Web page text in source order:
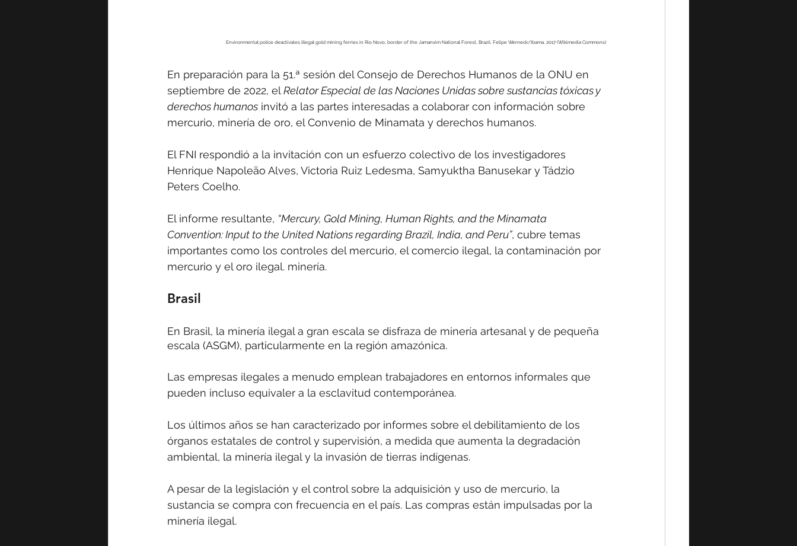
Environmental police deactivates illegal gold mining ferries in Rio Novo, border of the Jamanxim National Forest, Brazil. Felipe Werneck/Ibama, 2017 (Wikimedia Commons)
En preparación para la 51.ª sesión del Consejo de Derechos Humanos de la ONU en
septiembre de 2022, el Relator Especial de las Naciones Unidas sobre sustancias tóxicas y
derechos humanos invitó a las partes interesadas a colaborar con información sobre
mercurio, minería de oro, el Convenio de Minamata y derechos humanos.
El FNI respondió a la invitación con un esfuerzo colectivo de los investigadores
Henrique Napoleão Alves, Victoria Ruiz Ledesma, Samyuktha Banusekar y Tádzio
Peters Coelho.
El informe resultante, “Mercury, Gold Mining, Human Rights, and the Minamata
Convention: Input to the United Nations regarding Brazil, India, and Peru”, cubre temas
importantes como los controles del mercurio, el comercio ilegal, la contaminación por
mercurio y el oro ilegal. minería.
Brasil
En Brasil, la minería ilegal a gran escala se disfraza de minería artesanal y de pequeña
escala (ASGM), particularmente en la región amazónica.
Las empresas ilegales a menudo emplean trabajadores en entornos informales que
pueden incluso equivaler a la esclavitud contemporánea.
Los últimos años se han caracterizado por informes sobre el debilitamiento de los
órganos estatales de control y supervisión, a medida que aumenta la degradación
ambiental, la minería ilegal y la invasión de tierras indígenas.
A pesar de la legislación y el control sobre la adquisición y uso de mercurio, la
sustancia se compra con frecuencia en el país. Las compras están impulsadas por la
minería ilegal.